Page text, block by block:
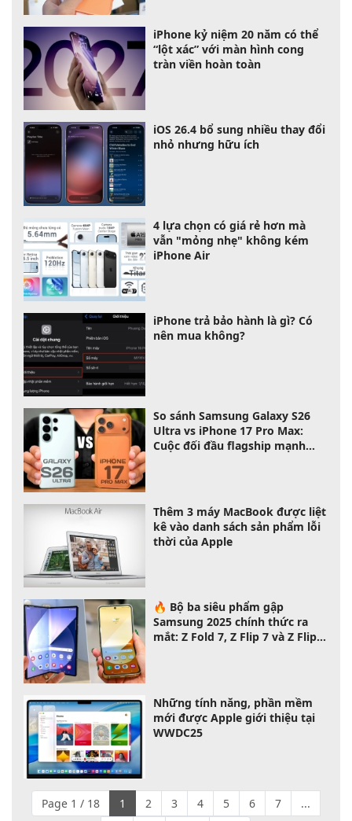
iPhone kỷ niệm 20 năm có thể
“lột xác” với màn hình cong
tràn viền hoàn toàn
iOS 26.4 bổ sung nhiều thay đổi
nhỏ nhưng hữu ích
4 lựa chọn có giá rẻ hơn mà
vẫn "mỏng nhẹ" không kém
iPhone Air
iPhone trả bảo hành là gì? Có
nên mua không?
So sánh Samsung Galaxy S26
Ultra vs iPhone 17 Pro Max:
Cuộc đối đầu flagship mạnh
Thêm 3 máy MacBook được liệt
kê vào danh sách sản phẩm lỗi
thời của Apple
🔥 Bộ ba siêu phẩm gập
Samsung 2025 chính thức ra
mắt: Z Fold 7, Z Flip 7 và Z Flip 7
Những tính năng, phần mềm
mới được Apple giới thiệu tại
WWDC25
Page 1 / 18 1 2 3 4 5 6 7
...